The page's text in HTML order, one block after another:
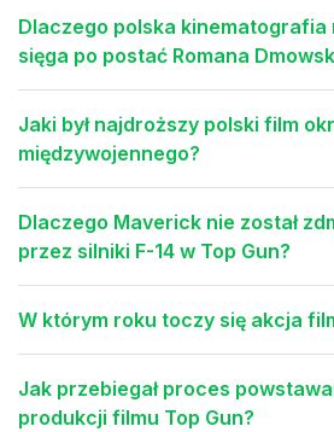
Dlaczego polska kinematografia
sięga po postać Romana
Jaki był najdroższy polski film
międzywojennego?
Dlaczego Maverick nie został
przez silniki F-14 w Top Gun?
W którym roku toczy się akcja
Jak przebiegał proces
produkcji filmu Top Gun?